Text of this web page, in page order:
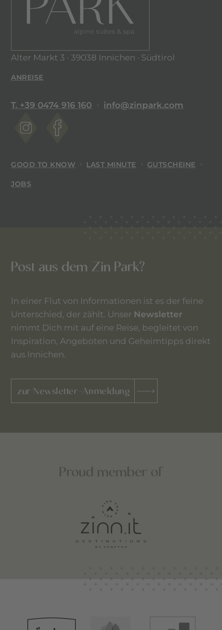
Alter Markt 3 · 39038 Innichen · Südtirol
ANREISE
T. +39 0474 916 160 info@zinpark.com
GOOD TO KNOW LAST MINUTE GUTSCHEINE
JOBS
Post aus dem Zin Park?
In einer Flut von Informationen ist es der feine
Unterschied, der zählt. Unser Newsletter
nimmt Dich mit auf eine Reise, begleitet von
Inspiration, Angeboten und Geheimtipps direkt
aus Innichen.
zur Newsletter-Anmeldung
Proud member of